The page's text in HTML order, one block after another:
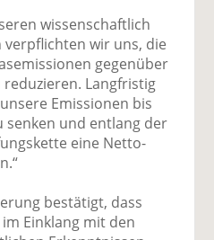
te
il
e
n
il
e
n
n
d
e
n
wissenschaftlich
wir uns, die
gegenüber
reduzieren. Langfristig
Emissionen bis
senken und entlang der
eine Netto-
bestätigt, dass
Einklang mit den